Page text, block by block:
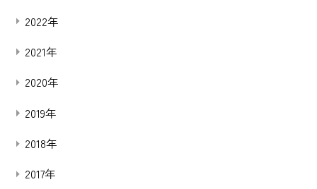
2022年
2021年
2020年
2019年
2018年
2017年